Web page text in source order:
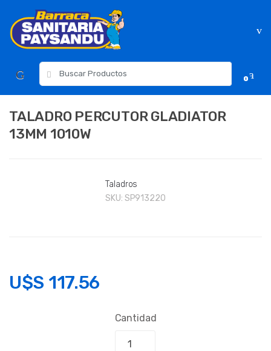
navigation
content
para:
0
TALADRO PERCUTOR GLADIATOR
13MM 1010W
Taladros
SKU: SP913220
U$S 117.56
Cantidad